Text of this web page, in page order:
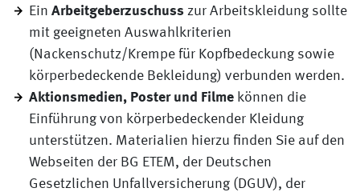
Ein Arbeitgeberzuschusszur Arbeitskleidung sollte
mit geeigneten Auswahlkriterien
(Nackenschutz/Krempe für Kopfbedeckung sowie
körperbedeckende Bekleidung) verbunden werden.
Aktionsmedien, Poster und Filmekönnen die
Einführung von körperbedeckender Kleidung
unterstützen. Materialien hierzu finden Sie auf den
Webseiten der BG ETEM, der Deutschen
Gesetzlichen Unfallversicherung (DGUV), der